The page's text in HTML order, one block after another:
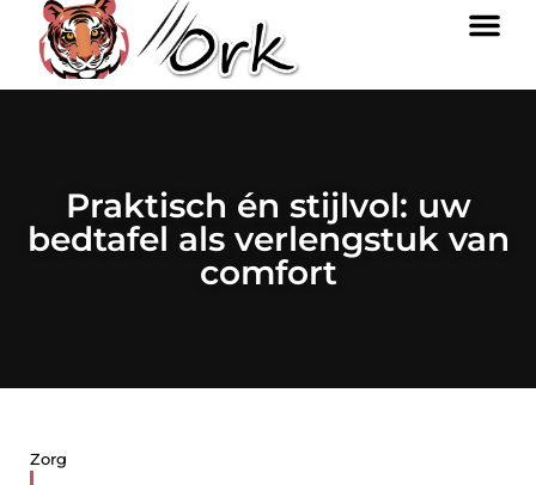
Praktisch én stijlvol: uw
bedtafel als verlengstuk van
comfort
Zorg